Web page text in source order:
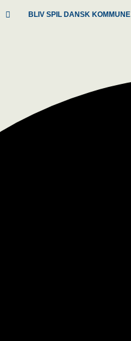
BLIV SPIL DANSK KOMMUNE